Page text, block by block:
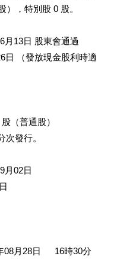
），特別股 0 股。
月13日 股東會通過
日 （發放現金股利時適
（普通股）
次發行。
月02日
08月28日 16時30分